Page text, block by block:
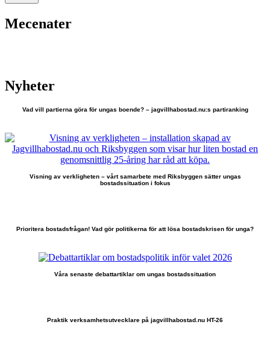
Mecenater
Nyheter
Vad vill partierna göra för ungas boende? – jagvillhabostad.nu:s partiranking
Visning av verkligheten – vårt samarbete med Riksbyggen sätter ungas
bostadssituation i fokus
Prioritera bostadsfrågan! Vad gör politikerna för att lösa bostadskrisen för unga?
Våra senaste debattartiklar om ungas bostadssituation
Praktik verksamhetsutvecklare på jagvillhabostad.nu HT-26